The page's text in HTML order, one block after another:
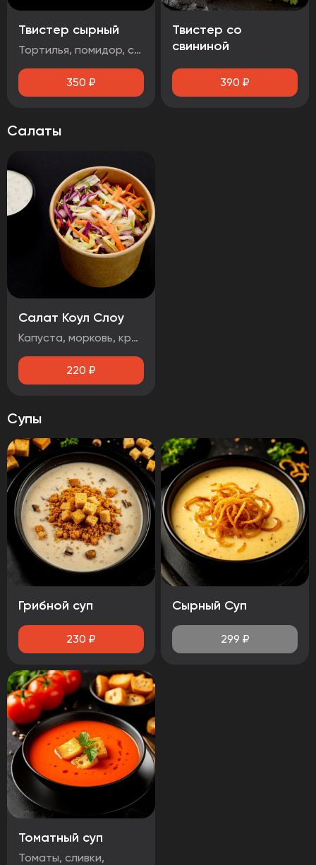
Твистер сырный
Тортилья, помидор, салат айсберг, сыр чеддер, стрипсы 2шт., соус сырный
350 ₽
Твистер со
свининой
390 ₽
Салаты
Салат Коул Слоу
Капуста, морковь, красный лук, кинза
220 ₽
Супы
Грибной суп
230 ₽
Сырный Суп
299 ₽
Томатный суп
Томаты, сливки,